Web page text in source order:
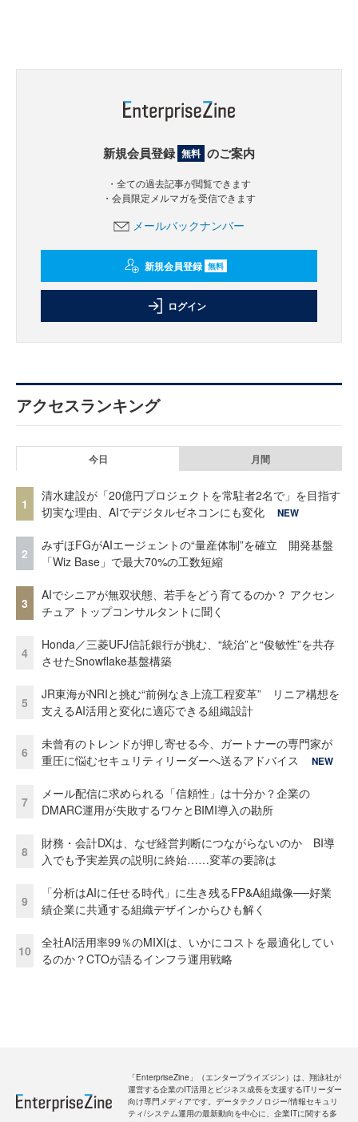
新規会員登録 無料 のご案内
・全ての過去記事が閲覧できます
・会員限定メルマガを受信できます
メールバックナンバー
新規会員登録 無料
ログイン
アクセスランキング
今日 月間
1
清水建設が「20億円プロジェクトを常駐者2名で」を目指す
切実な理由、AIでデジタルゼネコンにも変化
NEW
2
みずほFGがAIエージェントの“量産体制”を確立 開発基盤
「Wiz Base」で最大70%の工数短縮
3
AIでシニアが無双状態、若手をどう育てるのか？ アクセン
チュア トップコンサルタントに聞く
4
Honda／三菱UFJ信託銀行が挑む、“統治”と“俊敏性”を共存
させたSnowflake基盤構築
5
JR東海がNRIと挑む“前例なき上流工程変革” リニア構想を
支えるAI活用と変化に適応できる組織設計
6
未曾有のトレンドが押し寄せる今、ガートナーの専門家が
重圧に悩むセキュリティリーダーへ送るアドバイス
NEW
7
メール配信に求められる「信頼性」は十分か？企業の
DMARC運用が失敗するワケとBIMI導入の勘所
8
財務・会計DXは、なぜ経営判断につながらないのか BI導
入でも予実差異の説明に終始……変革の要諦は
9
「分析はAIに任せる時代」に生き残るFP&A組織像──好業
績企業に共通する組織デザインからひも解く
10
全社AI活用率99％のMIXIは、いかにコストを最適化してい
るのか？CTOが語るインフラ運用戦略
「EnterpriseZine」（エンタープライズジン）は、翔泳社が
運営する企業のIT活用とビジネス成長を支援するITリーダー
向け専門メディアです。データテクノロジー/情報セキュリ
ティ/システム運用の最新動向を中心に、企業ITに関する多